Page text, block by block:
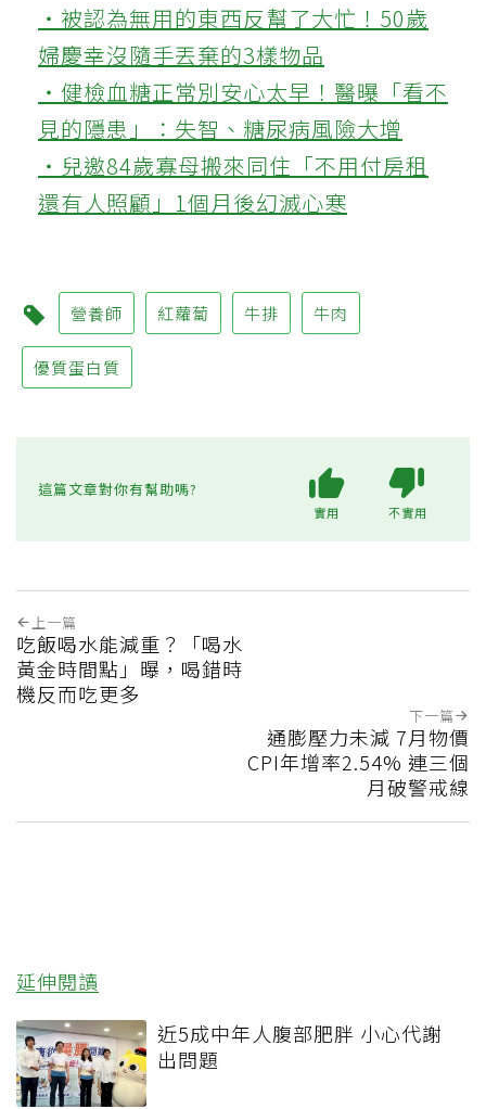
‧被認為無用的東西反幫了大忙！50歲
婦慶幸沒隨手丟棄的3樣物品
‧健檢血糖正常別安心太早！醫曝「看不
見的隱患」：失智、糖尿病風險大增
‧兒邀84歲寡母搬來同住「不用付房租
還有人照顧」1個月後幻滅心寒
營養師 紅蘿蔔 牛排 牛肉
優質蛋白質
這篇文章對你有幫助嗎?
實用 不實用
上一篇
吃飯喝水能減重？「喝水
黃金時間點」曝，喝錯時
機反而吃更多
下一篇
通膨壓力未減 7月物價
CPI年增率2.54% 連三個
月破警戒線
延伸閱讀
近5成中年人腹部肥胖 小心代謝
出問題